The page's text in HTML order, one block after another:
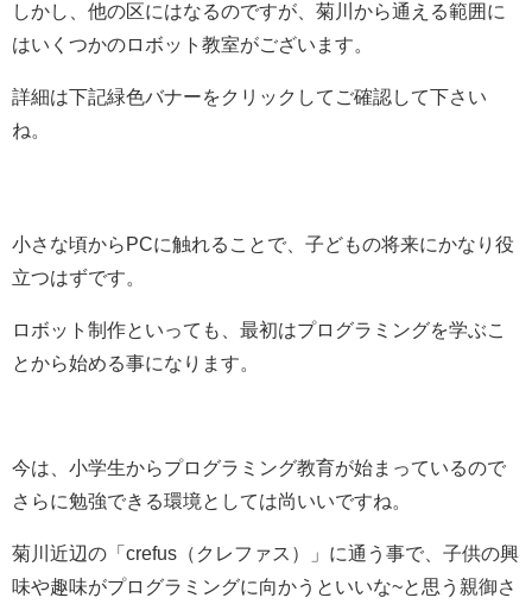
しかし、他の区にはなるのですが、菊川から通える範囲に
はいくつかのロボット教室がございます。
詳細は下記緑色バナーをクリックしてご確認して下さい
ね。
小さな頃からPCに触れることで、子どもの将来にかなり役
立つはずです。
ロボット制作といっても、最初はプログラミングを学ぶこ
とから始める事になります。
今は、小学生からプログラミング教育が始まっているので
さらに勉強できる環境としては尚いいですね。
菊川近辺の「crefus（クレファス）」に通う事で、子供の興
味や趣味がプログラミングに向かうといいな~と思う親御さ